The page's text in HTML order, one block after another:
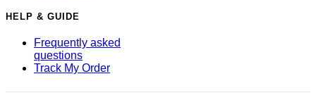
HELP & GUIDE
Frequently asked
questions
Track My Order